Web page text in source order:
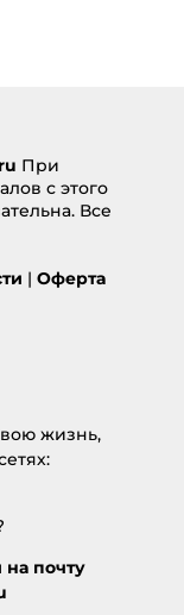
При
с этого
Все
| Оферта
жизнь,
почту